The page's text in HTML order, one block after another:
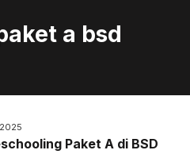
a bsd
Paket A di BSD